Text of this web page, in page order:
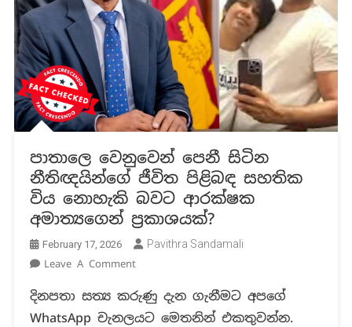
පාතාලෙ වෙනුවෙන් පෙනී සිටින
නීතිඥයින්ගේ ජීවිත පිළිබඳ සහතික
විය නොහැකි බවට ආරක්ෂක
අමාත්‍යගෙන් ප්‍රකාශයක්?
February 17, 2026 Pavithra Sandamali
Leave A CommentOn
වෙනුවෙන්
පෙනී
දිනපතා සත්‍ය කරුණු දැන ගැනීමට අපගේ
WhatsApp චැනලයට මෙතනින් එකතුවන්න.